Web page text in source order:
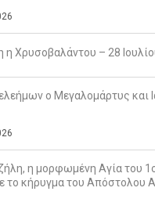
η Χρυσοβαλάντου – 28
ο Μεγαλομάρτυς και
η μορφωμένη Αγία του
το κήρυγμα του Απόστολου